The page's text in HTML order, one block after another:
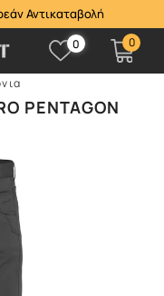
Αντικαταβολή
0 0
PENTAGON